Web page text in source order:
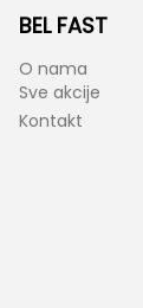
BEL FAST
O nama
Sve akcije
Kontakt